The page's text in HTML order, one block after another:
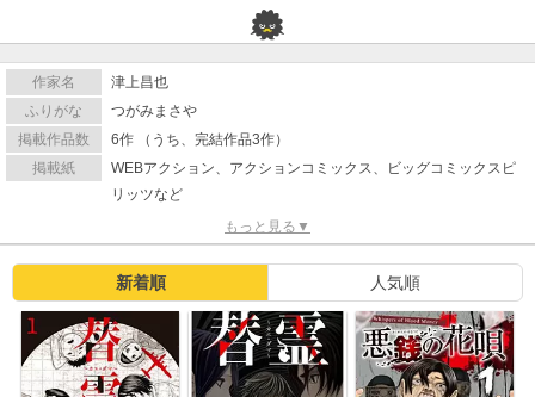
作家名
津上昌也
ふりがな
つがみまさや
掲載作品数
6作 （うち、完結作品3作）
掲載紙
WEBアクション、アクションコミックス、ビッグコミックスピ
リッツなど
もっと見る▼
新着順 人気順